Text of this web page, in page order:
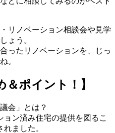
リノベーション相談会や見学
ょう。
ったリノベーションを、じっ
。
＆ポイント！】
会」とは？
ン済み住宅の提供を図るこ
ました。